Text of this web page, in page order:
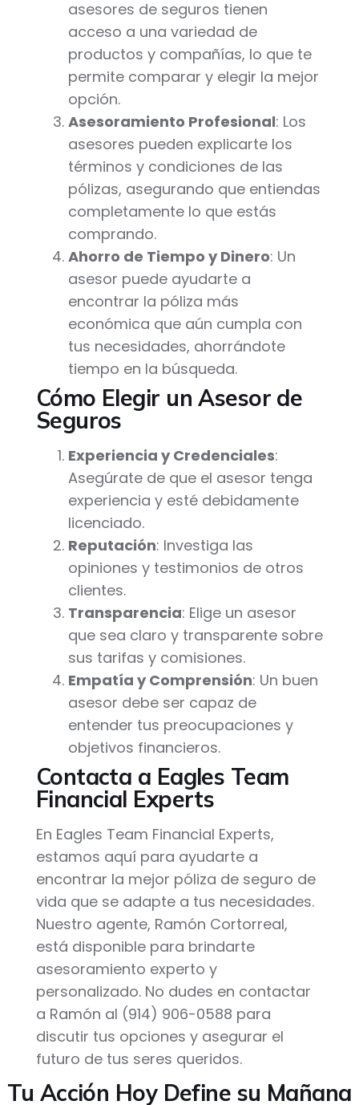
asesores de seguros tienen
acceso a una variedad de
productos y compañías, lo que te
permite comparar y elegir la mejor
opción.
Asesoramiento Profesional: Los
asesores pueden explicarte los
términos y condiciones de las
pólizas, asegurando que entiendas
completamente lo que estás
comprando.
Ahorro de Tiempo y Dinero: Un
asesor puede ayudarte a
encontrar la póliza más
económica que aún cumpla con
tus necesidades, ahorrándote
tiempo en la búsqueda.
Cómo Elegir un Asesor de
Seguros
Experiencia y Credenciales:
Asegúrate de que el asesor tenga
experiencia y esté debidamente
licenciado.
Reputación: Investiga las
opiniones y testimonios de otros
clientes.
Transparencia: Elige un asesor
que sea claro y transparente sobre
sus tarifas y comisiones.
Empatía y Comprensión: Un buen
asesor debe ser capaz de
entender tus preocupaciones y
objetivos financieros.
Contacta a Eagles Team
Financial Experts
En Eagles Team Financial Experts,
estamos aquí para ayudarte a
encontrar la mejor póliza de seguro de
vida que se adapte a tus necesidades.
Nuestro agente, Ramón Cortorreal,
está disponible para brindarte
asesoramiento experto y
personalizado. No dudes en contactar
a Ramón al (914) 906-0588 para
discutir tus opciones y asegurar el
futuro de tus seres queridos.
Tu Acción Hoy Define su Mañana